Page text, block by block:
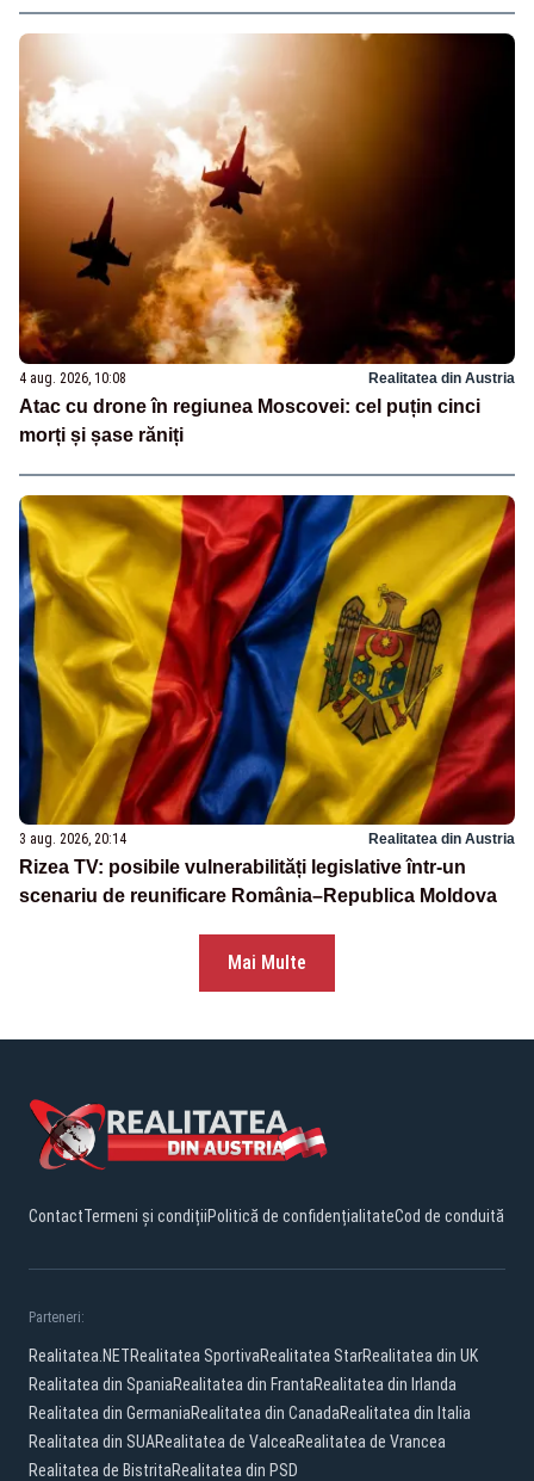
4 aug. 2026, 10:08 Realitatea din Austria
Atac cu drone în regiunea Moscovei: cel puțin cinci
morți și șase răniți
3 aug. 2026, 20:14 Realitatea din Austria
Rizea TV: posibile vulnerabilități legislative într-un
scenariu de reunificare România–Republica Moldova
Mai Multe
ContactTermeni și condițiiPolitică de confidențialitateCod de conduită
Parteneri:
Realitatea.NETRealitatea SportivaRealitatea StarRealitatea din UK
Realitatea din SpaniaRealitatea din FrantaRealitatea din Irlanda
Realitatea din GermaniaRealitatea din CanadaRealitatea din Italia
Realitatea din SUARealitatea de ValceaRealitatea de Vrancea
Realitatea de BistritaRealitatea din PSD